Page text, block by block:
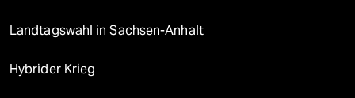
Landtagswahl in Sachsen-Anhalt
Hybrider Krieg